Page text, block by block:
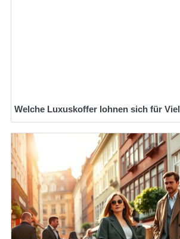
Welche Luxuskoffer lohnen sich für